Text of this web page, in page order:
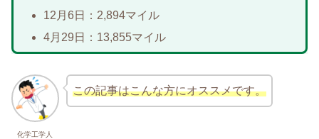
12月6日：2,894マイル
4月29日：13,855マイル
化学工学人
この記事はこんな方にオススメです。